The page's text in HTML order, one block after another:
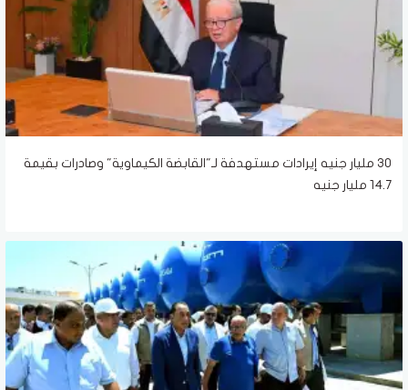
30 مليار جنيه إيرادات مستهدفة لـ"القابضة الكيماوية" وصادرات بقيمة
14.7 مليار جنيه